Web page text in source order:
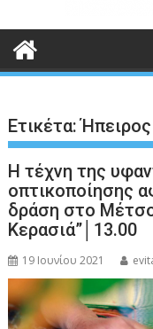
Ετικέτα:Ήπειρος
Η τέχνη της
οπτικοποίησης
δράση στο
Κερασιά”│13.00
19 Ιουνίου 2021